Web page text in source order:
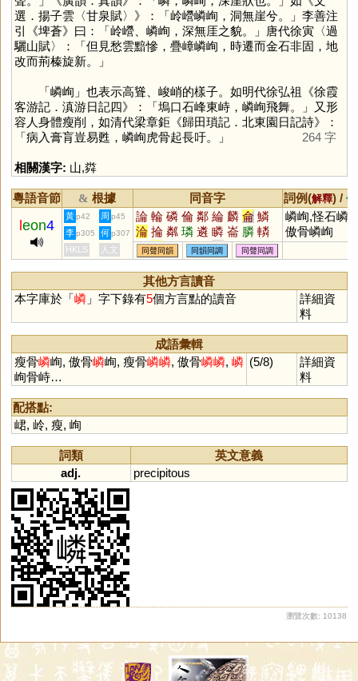
選．揚子雲〈甘泉賦〉》：「岭巆嶙峋，洞無崖兮。」李善注
引《埤蒼》曰：「岭巆、嶙峋，深無厓之貌。」唐代徐寅〈過
驪山賦〉：「但見愁雲黯慘，疊嶂嶙峋，時遷而金石非固，地
改而荊榛旋新。」
「嶙峋」也表示高聳、峻峭的樣子。如明代徐弘祖《徐霞
客游記．滇游日記四》：「塢口石峰東峙，嶙峋飛舞。」又形
容人身體瘦削，如清代梁章鉅《歸田瑣記．北東園日記詩》：
「病入膏肓豈易甦，嶙峋虎骨起長吁。」
264 字
相關漢字: 山,粦
粵語音節 & 根據 同音字 詞例(解釋) /
eon4
黃 p42 周 p45 論 輪 磷 倫 鄰 綸 麟 侖 鱗
淪 掄 粼 璘 遴 瞵 崙 膦 轔
圇 麐 陯 菕 燐 潾 疄 鏻 驎
壣 駗 棆 暽 翷 繗 碖 踚 蜦
錀 惀
嶙峋,怪石嶙
傲骨嶙峋
李 p305 何 p307
HKLS 人文 同聲同韻 同韻同調 同聲同調
其他方言讀音
本字庫於「嶙」字下錄有5個方言點的讀音
詳細資
料
成語彙輯
瘦骨嶙峋, 傲骨嶙峋, 瘦骨嶙嶙, 傲骨嶙嶙, 嶙
峋骨峙…
(5/8)
詳細資
料
配搭點:
峮, 岭, 瘦, 峋
詞類
英文意義
adj.
precipitous
瀏覽次數: 10138